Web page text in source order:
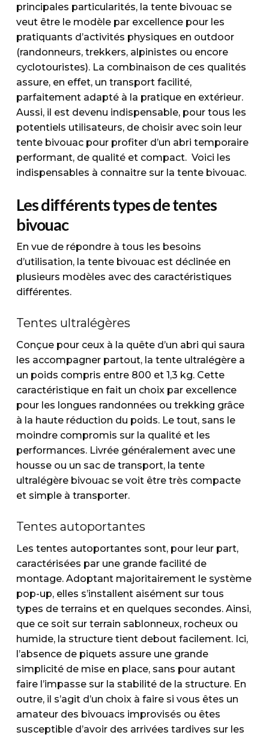
principales particularités, la tente bivouac se
veut être le modèle par excellence pour les
pratiquants d’activités physiques en outdoor
(randonneurs, trekkers, alpinistes ou encore
cyclotouristes). La combinaison de ces qualités
assure, en effet, un transport facilité,
parfaitement adapté à la pratique en extérieur.
Aussi, il est devenu indispensable, pour tous les
potentiels utilisateurs, de choisir avec soin leur
tente bivouac pour profiter d’un abri temporaire
performant, de qualité et compact. Voici les
indispensables à connaitre sur la tente bivouac.
Les différents types de tentes
bivouac
En vue de répondre à tous les besoins
d’utilisation, la tente bivouac est déclinée en
plusieurs modèles avec des caractéristiques
différentes.
Tentes ultralégères
Conçue pour ceux à la quête d’un abri qui saura
les accompagner partout, la tente ultralégère a
un poids compris entre 800 et 1,3 kg. Cette
caractéristique en fait un choix par excellence
pour les longues randonnées ou trekking grâce
à la haute réduction du poids. Le tout, sans le
moindre compromis sur la qualité et les
performances. Livrée généralement avec une
housse ou un sac de transport, la tente
ultralégère bivouac se voit être très compacte
et simple à transporter.
Tentes autoportantes
Les tentes autoportantes sont, pour leur part,
caractérisées par une grande facilité de
montage. Adoptant majoritairement le système
pop-up, elles s’installent aisément sur tous
types de terrains et en quelques secondes. Ainsi,
que ce soit sur terrain sablonneux, rocheux ou
humide, la structure tient debout facilement. Ici,
l’absence de piquets assure une grande
simplicité de mise en place, sans pour autant
faire l’impasse sur la stabilité de la structure. En
outre, il s’agit d’un choix à faire si vous êtes un
amateur des bivouacs improvisés ou êtes
susceptible d’avoir des arrivées tardives sur les